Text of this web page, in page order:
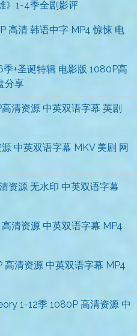
》1-4季全剧影评
高清 韩语中字 MP4 惊悚 电
+圣诞特辑 电影版 1080P高
分享
清资源 中英双语字幕 英剧
中英双语字幕 MKV 美剧 网
资源 无水印 中英双语字幕
清资源 中英双语字幕 MP4
清资源 中英双语字幕 MP4
1-12季 1080P 高清资源 中